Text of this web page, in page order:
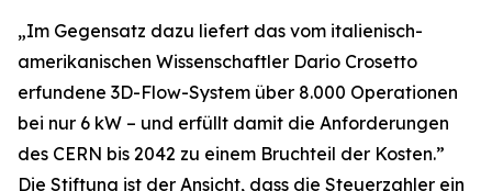
„Im Gegensatz dazu liefert das vom italienisch-
amerikanischen Wissenschaftler Dario Crosetto
erfundene 3D-Flow-System über 8.000 Operationen
bei nur 6 kW – und erfüllt damit die Anforderungen
des CERN bis 2042 zu einem Bruchteil der Kosten.”
Die Stiftung ist der Ansicht, dass die Steuerzahler ein